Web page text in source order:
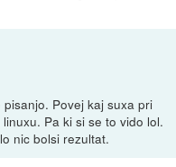
Povej kaj suxa pri
Pa ki si se to vido lol.
nic bolsi rezultat.